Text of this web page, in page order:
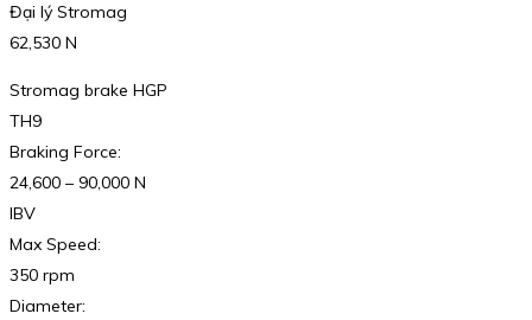
Đại lý Stromag
62,530 N
Stromag brake HGP
TH9
Braking Force:
24,600 – 90,000 N
IBV
Max Speed:
350 rpm
Diameter: